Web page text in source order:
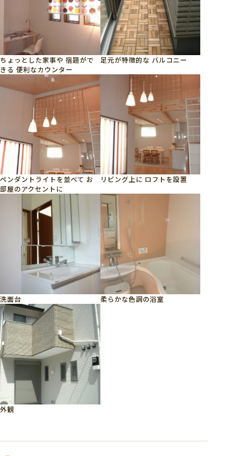
ちょっとした家事や 宿題がで
きる 便利なカウンター
足元が特徴的な バルコニー
ペンダントライトを並べて お
部屋のアクセントに
リビング上に ロフトを設置
洗面台 柔らかな色調の浴室
外観